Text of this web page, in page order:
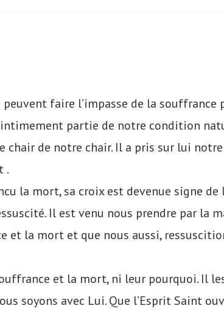
faire l’impasse de la souffrance
partie de notre condition
chair de notre chair. Il a pris sur lui
.
la mort, sa croix est devenue signe de
Il est venu nous prendre par la
et la mort et que nous aussi,
et la mort, ni leur pourquoi. Il
soyons avec Lui. Que l’Esprit Saint